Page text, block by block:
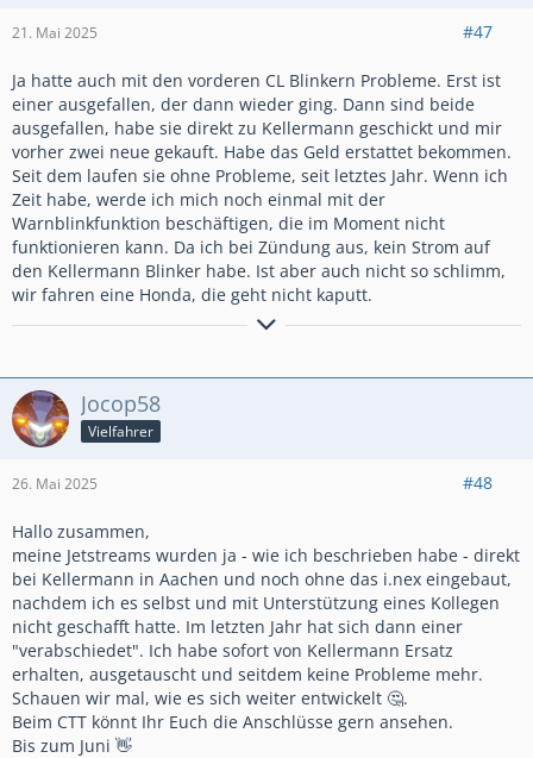
Grüße Jörg
21. Mai 2025 #47
Ja hatte auch mit den vorderen CL Blinkern Probleme. Erst ist
einer ausgefallen, der dann wieder ging. Dann sind beide
ausgefallen, habe sie direkt zu Kellermann geschickt und mir
vorher zwei neue gekauft. Habe das Geld erstattet bekommen.
Seit dem laufen sie ohne Probleme, seit letztes Jahr. Wenn ich
Zeit habe, werde ich mich noch einmal mit der
Warnblinkfunktion beschäftigen, die im Moment nicht
funktionieren kann. Da ich bei Zündung aus, kein Strom auf
den Kellermann Blinker habe. Ist aber auch nicht so schlimm,
wir fahren eine Honda, die geht nicht kaputt.
Fahre immer schneller, als der Sensenmann fliegen kann.
Jocop58
Vielfahrer
26. Mai 2025 #48
Hallo zusammen,
meine Jetstreams wurden ja - wie ich beschrieben habe - direkt
bei Kellermann in Aachen und noch ohne das i.nex eingebaut,
nachdem ich es selbst und mit Unterstützung eines Kollegen
nicht geschafft hatte. Im letzten Jahr hat sich dann einer
"verabschiedet". Ich habe sofort von Kellermann Ersatz
erhalten, ausgetauscht und seitdem keine Probleme mehr.
Schauen wir mal, wie es sich weiter entwickelt 🤔.
Beim CTT könnt Ihr Euch die Anschlüsse gern ansehen.
Bis zum Juni 👋